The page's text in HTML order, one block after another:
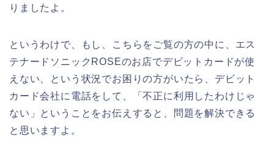
りましたよ。
というわけで、もし、こちらをご覧の方の中に、エス
テナードソニックROSEのお店でデビットカードが使
えない、という状況でお困りの方がいたら、デビット
カード会社に電話をして、「不正に利用したわけじゃ
ない」ということをお伝えすると、問題を解決できる
と思いますよ。